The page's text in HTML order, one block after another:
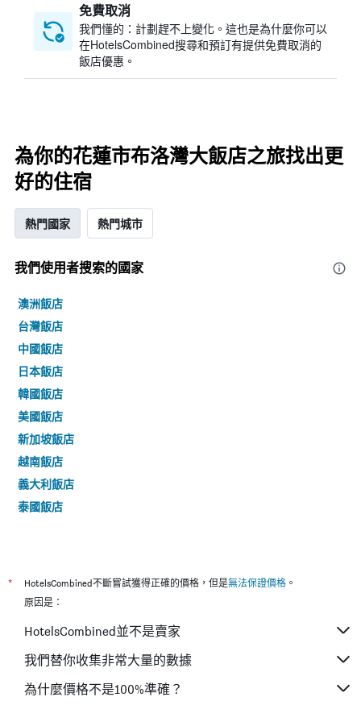
免費取消
我們懂的：計劃趕不上變化。這也是為什麼你可以
在HotelsCombined搜尋和預訂有提供免費取消的
飯店優惠。
為你的花蓮市布洛灣大飯店之旅找出更
好的住宿
熱門國家 熱門城市
我們使用者搜索的國家
澳洲飯店
台灣飯店
中國飯店
日本飯店
韓國飯店
美國飯店
新加坡飯店
越南飯店
義大利飯店
泰國飯店
* HotelsCombined不斷嘗試獲得正確的價格，但是無法保證價格 。
原因是：
HotelsCombined並不是賣家
我們替你收集非常大量的數據
為什麼價格不是100%準確？